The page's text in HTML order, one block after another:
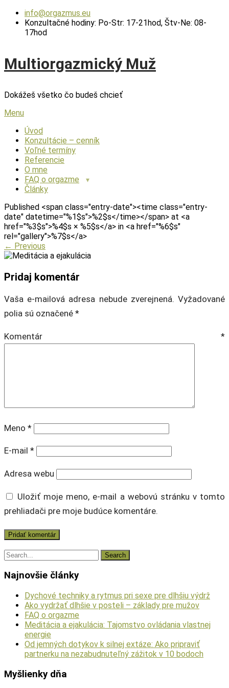
Skip
content
info@orgazmus.eu
Konzultačné hodiny: Po-Str: 17-21hod, Štv-Ne: 08-
17hod
Multiorgazmický Muž
Dokážeš všetko čo budeš chcieť
Menu
Úvod
Konzultácie – cenník
Voľné termíny
Referencie
O mne
FAQ o orgazme
Články
Published <span class="entry-date"><time class="entry-
date" datetime="%1$s">%2$s</time></span> at <a
href="%3$s">%4$s × %5$s</a> in <a href="%6$s"
rel="gallery">%7$s</a>
← Previous
Pridaj komentár
Vaša e-mailová adresa nebude zverejnená. Vyžadované
polia sú označené *
Komentár *
Meno *
E-mail *
Adresa webu
Uložiť moje meno, e-mail a webovú stránku v tomto
prehliadači pre moje budúce komentáre.
Najnovšie články
Dychové techniky a rytmus pri sexe pre dlhšiu výdrž
Ako vydržať dlhšie v posteli – základy pre mužov
FAQ o orgazme
Meditácia a ejakulácia: Tajomstvo ovládania vlastnej
energie
Od jemných dotykov k silnej extáze: Ako pripraviť
partnerku na nezabudnuteľný zážitok v 10 bodoch
Myšlienky dňa